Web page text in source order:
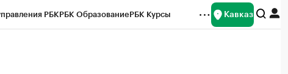
РБКРБК ОбразованиеРБК Курсы Кавказ